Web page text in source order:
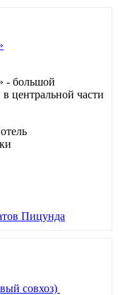
- большой
центральной части
Пицунда
совхоз)